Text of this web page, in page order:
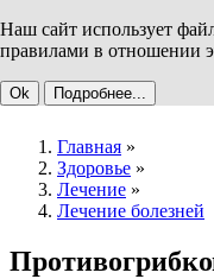
Наш сайт использует
правилами в отношении
Ok Подробнее...
Главная »
Здоровье »
Лечение »
Лечение болезней